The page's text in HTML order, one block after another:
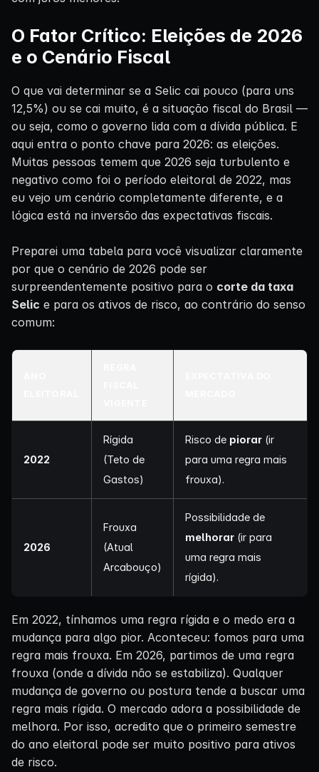
O Fator Crítico: Eleições de 2026
e o Cenário Fiscal
O que vai determinar se a Selic cai pouco (para uns
12,5%) ou se cai muito, é a situação fiscal do Brasil —
ou seja, como o governo lida com a dívida pública. E
aqui entra o ponto chave para 2026: as eleições.
Muitas pessoas temem que 2026 seja turbulento e
negativo como foi o período eleitoral de 2022, mas
eu vejo um cenário completamente diferente, e a
lógica está na inversão das expectativas fiscais.
Preparei uma tabela para você visualizar claramente
por que o cenário de 2026 pode ser
surpreendentemente positivo para o corte da taxa
Selic e para os ativos de risco, ao contrário do senso
comum:
2022
Rígida
(Teto de
Gastos)
Risco de piorar (ir
para uma regra mais
frouxa).
2026
Frouxa
(Atual
Arcabouço)
Possibilidade de
melhorar (ir para
uma regra mais
rígida).
Em 2022, tínhamos uma regra rígida e o medo era a
mudança para algo pior. Aconteceu: fomos para uma
regra mais frouxa. Em 2026, partimos de uma regra
frouxa (onde a dívida não se estabiliza). Qualquer
mudança de governo ou postura tende a buscar uma
regra mais rígida. O mercado adora a possibilidade de
melhora. Por isso, acredito que o primeiro semestre
do ano eleitoral pode ser muito positivo para ativos
de risco.